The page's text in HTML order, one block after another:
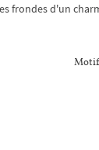
frondes d'un
Motif